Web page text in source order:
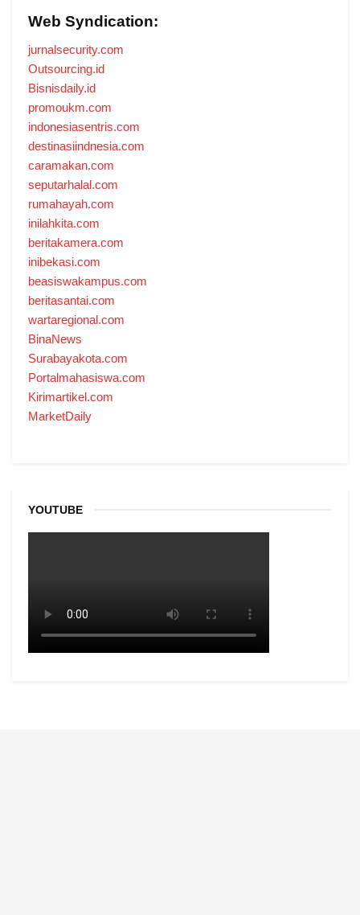
Web Syndication:
jurnalsecurity.com
Outsourcing.id
Bisnisdaily.id
promoukm.com
indonesiasentris.com
destinasiindnesia.com
caramakan.com
seputarhalal.com
rumahayah.com
inilahkita.com
beritakamera.com
inibekasi.com
beasiswakampus.com
beritasantai.com
wartaregional.com
BinaNews
Surabayakota.com
Portalmahasiswa.com
Kirimartikel.com
MarketDaily
YOUTUBE